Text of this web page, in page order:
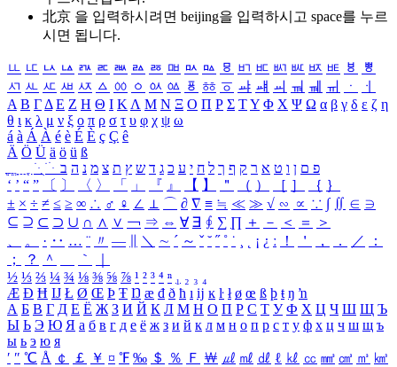
北京 을 입력하시려면 beijing을 입력하시고 space를 누르
시면 됩니다.
ㅥ ㅦ ㅧ ㅨ ㅩ ㅪ ㅫ ㅬ ㅭ ㅮ ㅯ ㅰ ㅱ ㅲ ㅳ ㅴ ㅵ ㅶ ㅷ ㅸ
ㅹ
ㅺ ㅻ ㅼ ㅽ ㅾ ㅿ ㆀ ㆁ ㆂ ㆃ ㆄ ㆅ ㆆ ㆇ ㆈ ㆉ ㆊ ㆋ ㆌ ㆍ
ㆎ
Α Β ΓΔ Ε Ζ Η Θ Ι ΚΛ Μ Ν Ξ Ο Π Ρ Σ ΤΥ Φ Χ Ψ Ω α β γ δ ε ζ η
θ ι κ λ μ ν ξ ο π ρ σ τ υ φ χ ψ ω
á à Á À é è É È ç Ç ê
Ä Ö Ü ä ö ü ß
ִֶֹ ֻּ ׁׂ פ ם ן ו ט א ר ק ף ך ל ח י ע כ ג ד ש ץ ת צ מ נ ה ב
‘ ’ “ ” 〔 〕 〈 〉 「 」 『 』 【 】 ＂ （ ） ［ ］ ｛ ｝
± × ÷ ≠ ≤ ≥ ∞ ∴ ♂ ♀ ∠ ⊥ ⌒ ∂ ∇ ≡ ≒ ≪ ≫ √ ∽ ∝ ∵ ∫ ∬ ∈ ∋
⊆ ⊇ ⊂ ⊃ ∪ ∩ ∧ ∨ ￢ ⇒ ⇔ ∀ ∃ ∮ ∑ ∏ ＋ － ＜ ＝
＞
、
。 · ‥ … ¨ 〃 ― ＼ ∼ ´ ～ ˇ ˘ ˝ ˚ ˙ ¸ ¡ ¿ ː ！ ＇ ， ． ／
：
；
？ ＾ ｀
½ ⅓ ⅔ ¼ ¾ ⅛ ⅜ ⅝ ⅞ ¹ ² ³ ⁴ ⁿ ₁ ₂ ₃ ₄
Æ Ð Ħ Ĳ Ł Ø Œ Þ Ŧ Ŋ æ đ ð ħ ı ĳ ĸ ŀ ł ø œ ß þ ŧ ŋ ŉ
А Б В Г Д Е Ё Ж З И Й К Л М Н О П Р С Т У Ф Х Ц Ч Ш Щ Ъ
Ы Ь Э Ю Я а б в г д е ё ж з и й к л м н о п р с т у ф х ц ч ш щ ъ
ы ь э ю я
′ ″ ℃ Å ￠ ￡ ￥ ¤ ℉ ‰ ＄ ％ Ｆ ￦ ㎕ ㎖ ㎗ ℓ ㎘ ㏄ ㎣ ㎤ ㎥ ㎦